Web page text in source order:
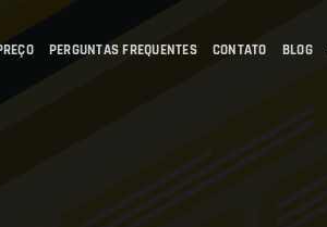
PERGUNTAS FREQUENTES CONTATO BLOG